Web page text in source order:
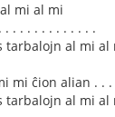
mi al mi
. . . . . . . . . . . .
tarbalojn al mi al
mi ĉion alian . . .
tarbalojn al mi al